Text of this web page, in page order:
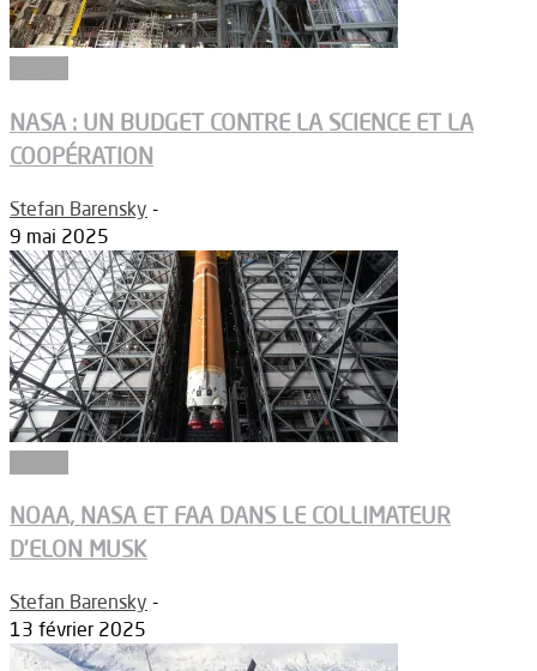
NASA : UN BUDGET CONTRE LA SCIENCE ET LA
COOPÉRATION
Stefan Barensky -
9 mai 2025
NOAA, NASA ET FAA DANS LE COLLIMATEUR
D’ELON MUSK
Stefan Barensky -
13 février 2025